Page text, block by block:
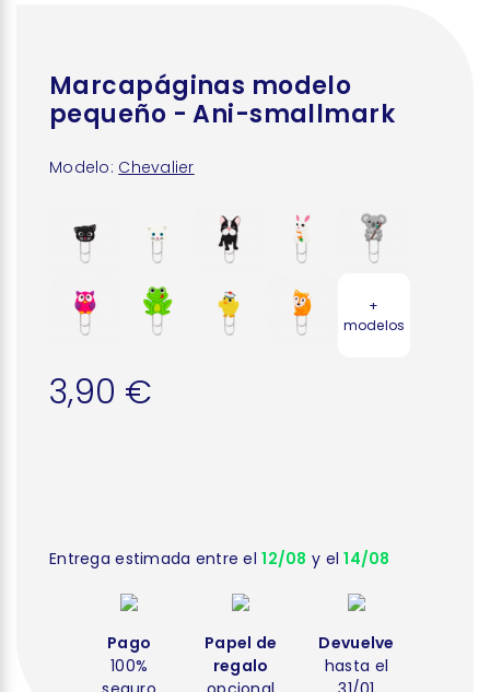
Marcapáginas modelo
pequeño - Ani-smallmark
Modelo: Chevalier
+
modelos
3,90 €
Entrega estimada entre el12/08 y el14/08
Pago
100%
Papel de
regalo
Devuelve
hasta el